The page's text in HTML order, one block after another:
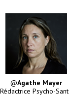
@Agathe Mayer
Rédactrice Psycho-